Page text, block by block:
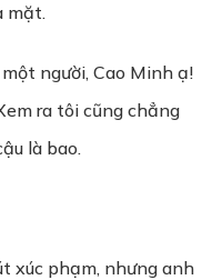
mặt.
người, Cao Minh ạ!
ra tôi cũng chẳng
là bao.
xúc phạm, nhưng anh